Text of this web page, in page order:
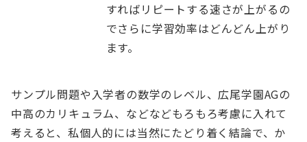
すればリピートする速さが上がるの
でさらに学習効率はどんどん上がり
ます。
サンプル問題や入学者の数学のレベル、広尾学園AGの
中高のカリキュラム、などなどもろもろ考慮に入れて
考えると、私個人的には当然にたどり着く結論で、か